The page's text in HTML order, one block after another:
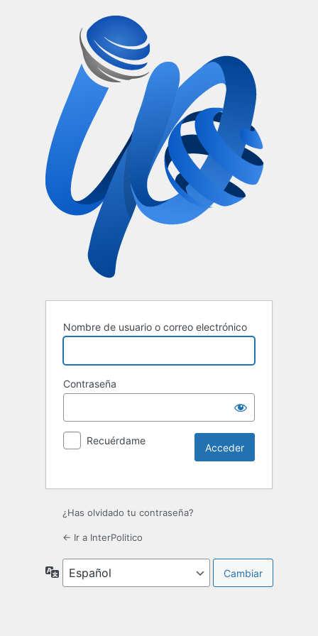
Nombre de usuario o correo electrónico
Contraseña
Recuérdame
¿Has olvidado tu contraseña?
← Ir a InterPolitico
Idioma